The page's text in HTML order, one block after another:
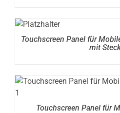
DETAILS
Touchscreen Panel für
mit
Touchscreen Panel für